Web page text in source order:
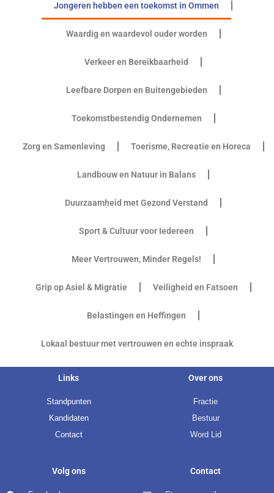
Jongeren hebben een toekomst in Ommen
Waardig en waardevol ouder worden
Verkeer en Bereikbaarheid
Leefbare Dorpen en Buitengebieden
Toekomstbestendig Ondernemen
Zorg en Samenleving Toerisme, Recreatie en Horeca
Landbouw en Natuur in Balans
Duurzaamheid met Gezond Verstand
Sport & Cultuur voor Iedereen
Meer Vertrouwen, Minder Regels!
Grip op Asiel & Migratie Veiligheid en Fatsoen
Belastingen en Heffingen
Lokaal bestuur met vertrouwen en echte inspraak
Links
Standpunten
Kandidaten
Contact
Over ons
Fractie
Bestuur
Word Lid
Volg ons Contact